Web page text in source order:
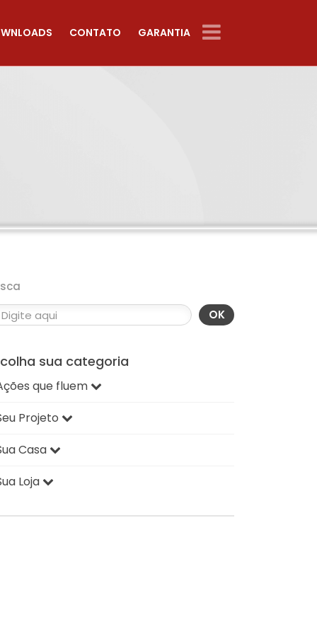
CONTATO GARANTIA
OK
sua categoria
que fluem
Projeto
Casa
Loja